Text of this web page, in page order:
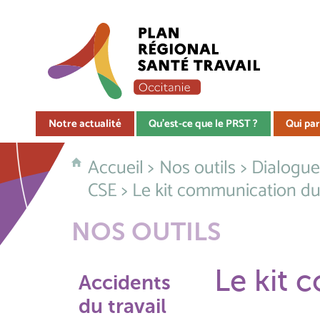
Notre actualité Qu'est-ce que le PRST ? Qui
Accueil> Nos outils>
CSE> Le kit communication
NOS OUTILS
Accidents
du travail
Le kit